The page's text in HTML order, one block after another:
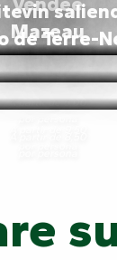
A partir de 6,00
Mazeau
de Terre-